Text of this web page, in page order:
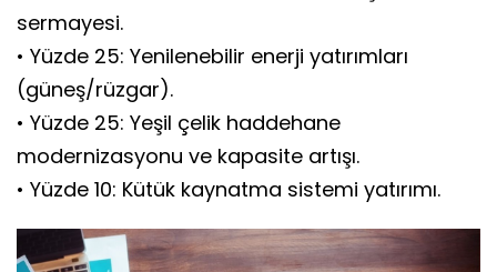
sermayesi.
• Yüzde 25: Yenilenebilir enerji yatırımları
(güneş/rüzgar).
• Yüzde 25: Yeşil çelik haddehane
modernizasyonu ve kapasite artışı.
• Yüzde 10: Kütük kaynatma sistemi yatırımı.